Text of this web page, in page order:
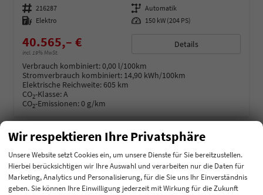
Fahrzeugnummer 216287 Getriebe Automatik
Kraftstoff Elektro Leistung 150 kW (204 PS)
40.565,– €
incl. 19% MwSt.
Details
Verbrauch kombiniert:0,00 l/100km
Stromverbrauch kombiniert: 14,90 kWh/100km
Elektrische Reichweite:605 km
CO2-Klasse:A
CO2-Emissionen:0 g/km
Wir respektieren Ihre Privatsphäre
Unsere Website setzt Cookies ein, um unsere Dienste für Sie bereitzustellen.
Hierbei berücksichtigen wir Ihre Auswahl und verarbeiten nur die Daten für
Marketing, Analytics und Personalisierung, für die Sie uns Ihr Einverständnis
geben. Sie können Ihre Einwilligung jederzeit mit Wirkung für die Zukunft